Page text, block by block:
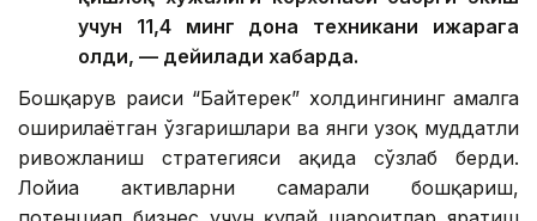
учун 11,4 минг дона техникани ижарага
олди, — дейилади хабарда.
Бошқарув раиси “Байтерек” холдингининг амалга
оширилаётган ўзгаришлари ва янги узоқ муддатли
ривожланиш стратегияси ҳақида сўзлаб берди.
Лойиҳа активларни самарали бошқариш,